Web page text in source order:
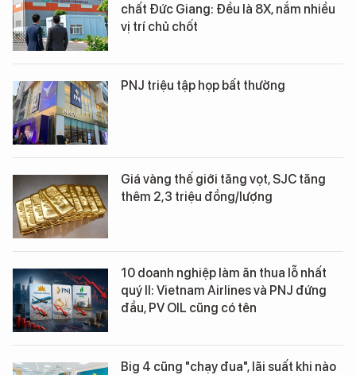
chất Đức Giang: Đều là 8X, nắm nhiều
vị trí chủ chốt
PNJ triệu tập họp bất thường
Giá vàng thế giới tăng vọt, SJC tăng
thêm 2,3 triệu đồng/lượng
10 doanh nghiệp làm ăn thua lỗ nhất
quý II: Vietnam Airlines và PNJ đứng
đầu, PV OIL cũng có tên
Big 4 cũng "chạy đua", lãi suất khi nào